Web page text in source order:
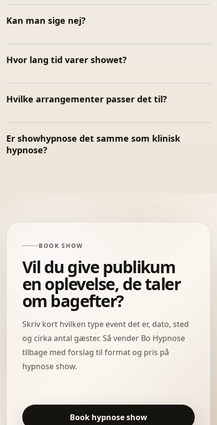
Kan man sige nej?
Hvor lang tid varer showet?
Hvilke arrangementer passer det til?
Er showhypnose det samme som klinisk
hypnose?
BOOK SHOW
Vil du give publikum
en oplevelse, de taler
om bagefter?
Skriv kort hvilken type event det er, dato, sted
og cirka antal gæster. Så vender Bo Hypnose
tilbage med forslag til format og pris på
hypnose show.
Book hypnose show